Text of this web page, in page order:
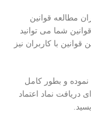
مطالعه قوانین
شما می توانید
با کاربران نیز
و بطور کامل
دریافت نماد اعتماد